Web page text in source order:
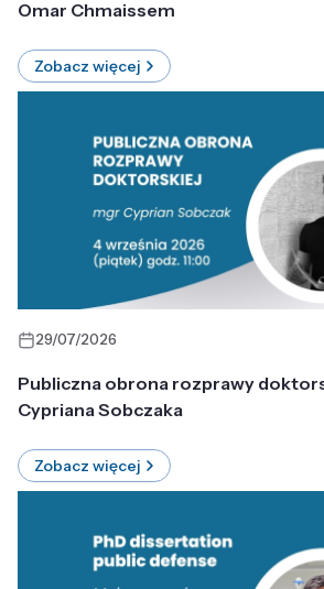
Omar Chmaissem
Zobacz więcej
29/07/2026
Publiczna obrona rozprawy
Cypriana Sobczaka
Zobacz więcej